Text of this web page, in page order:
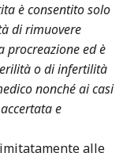
è consentito solo
di rimuovere
procreazione ed è
o di infertilità
nonché ai casi
e
alle